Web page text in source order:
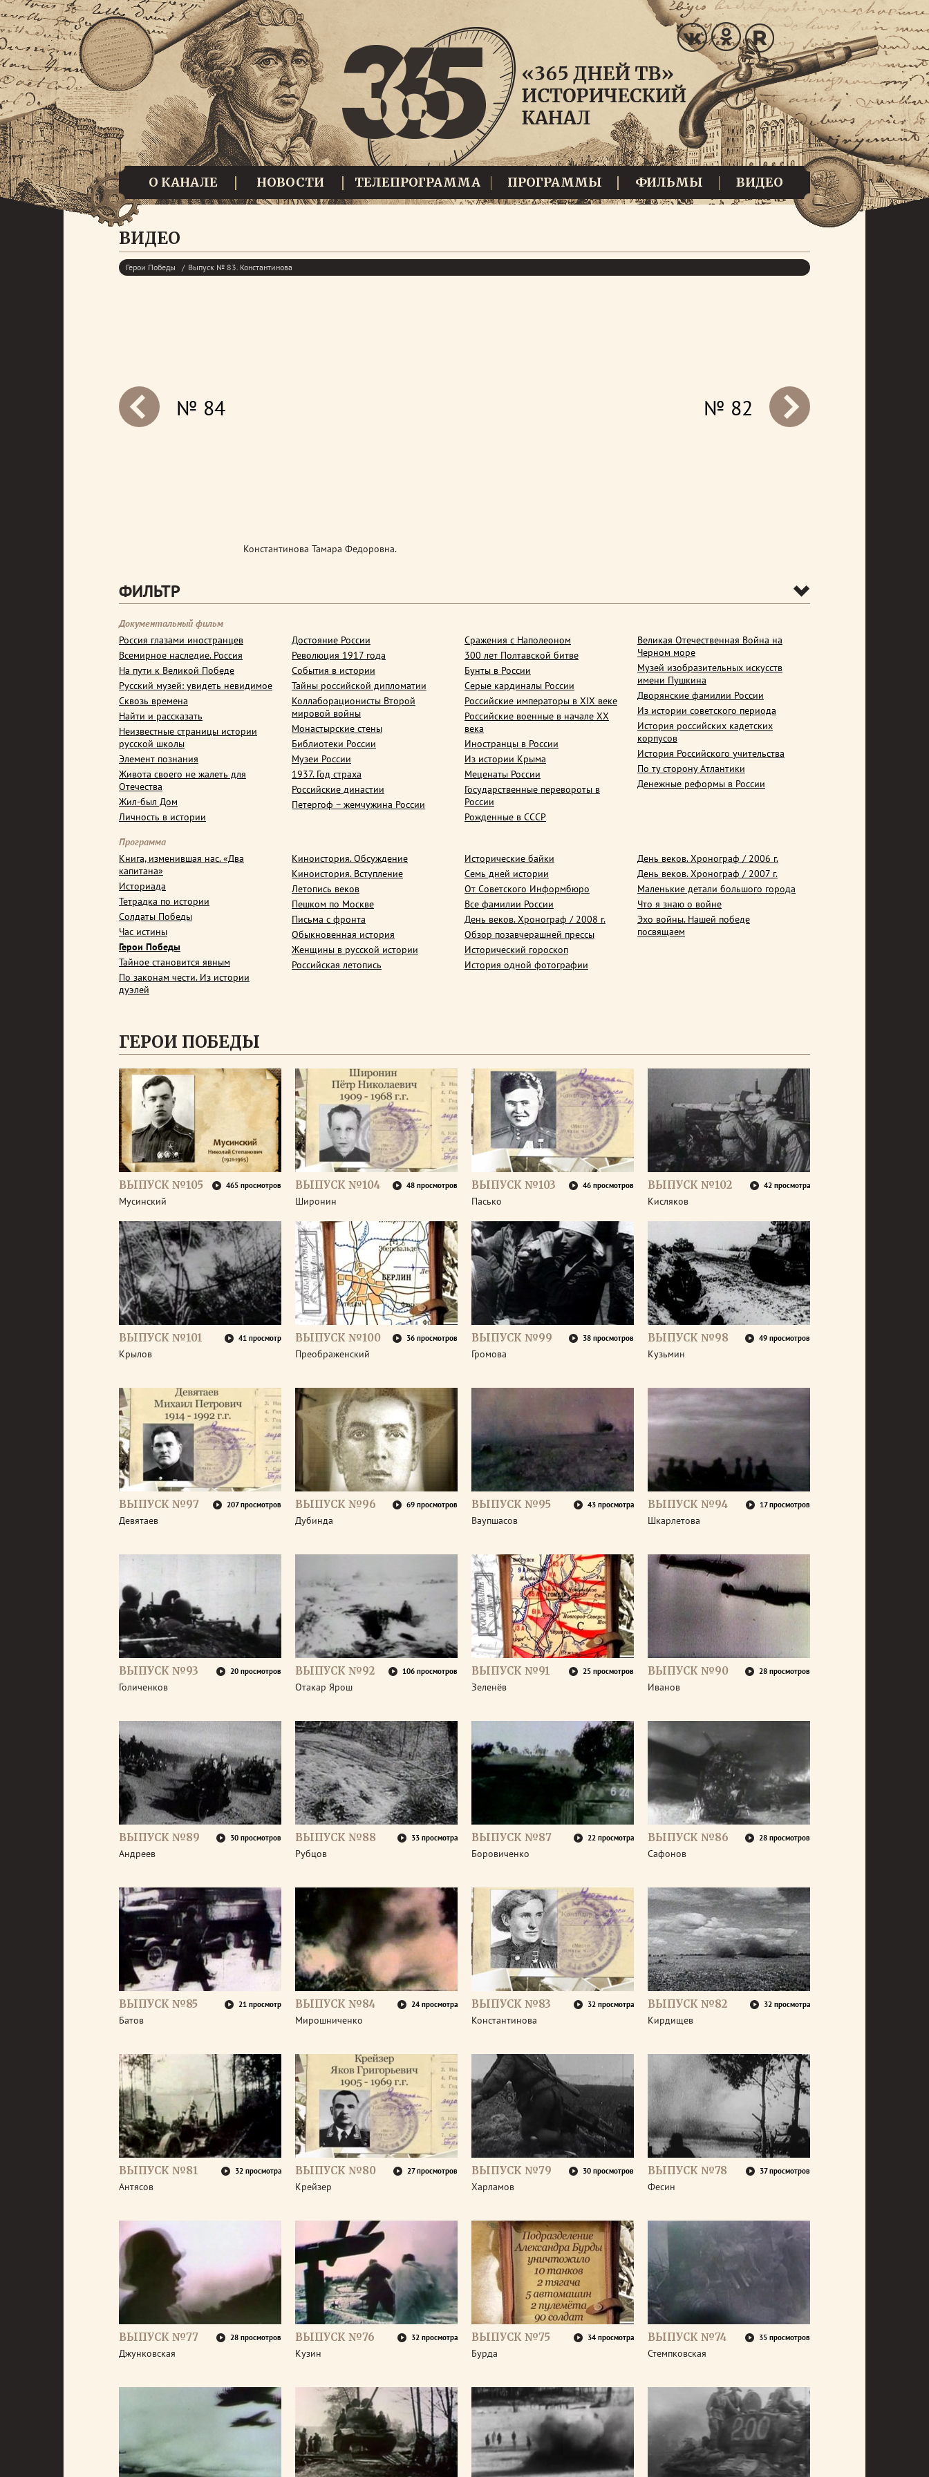
О КАНАЛЕ НОВОСТИ ТЕЛЕПРОГРАММА ПРОГРАММЫ ФИЛЬМЫ ВИДЕО
ВИДЕО
Герои Победы Выпуск № 83. Константинова
prev
№ 82
№ 84
Константинова Тамара Федоровна.
ФИЛЬТР
Документальный фильм
Россия глазами иностранцев
Всемирное наследие. Россия
На пути к Великой Победе
Русский музей: увидеть невидимое
Сквозь времена
Найти и рассказать
Неизвестные страницы истории
русской школы
Элемент познания
Живота своего не жалеть для
Отечества
Жил-был Дом
Личность в истории
Достояние России
Революция 1917 года
События в истории
Тайны российской дипломатии
Коллаборационисты Второй
мировой войны
Монастырские стены
Библиотеки России
Музеи России
1937. Год страха
Российские династии
Петергоф – жемчужина России
Сражения с Наполеоном
300 лет Полтавской битве
Бунты в России
Серые кардиналы России
Российские императоры в XIX веке
Российские военные в начале ХХ
века
Иностранцы в России
Из истории Крыма
Меценаты России
Государственные перевороты в
России
Рожденные в СССР
Великая Отечественная Война на
Черном море
Музей изобразительных искусств
имени Пушкина
Дворянские фамилии России
Из истории советского периода
История российских кадетских
корпусов
История Российского учительства
По ту сторону Атлантики
Денежные реформы в России
Программа
Книга, изменившая нас. «Два
капитана»
Историада
Тетрадка по истории
Солдаты Победы
Час истины
Герои Победы
Тайное становится явным
По законам чести. Из истории
дуэлей
Киноистория. Обсуждение
Киноистория. Вступление
Летопись веков
Пешком по Москве
Письма с фронта
Обыкновенная история
Женщины в русской истории
Российская летопись
Исторические байки
Семь дней истории
От Советского Информбюро
Все фамилии России
День веков. Хронограф / 2008 г.
Обзор позавчерашней прессы
Исторический гороскоп
История одной фотографии
День веков. Хронограф / 2006 г.
День веков. Хронограф / 2007 г.
Маленькие детали большого города
Что я знаю о войне
Эхо войны. Нашей победе
посвящаем
ГЕРОИ ПОБЕДЫ
ВЫПУСК №105 465 просмотров
Мусинский
ВЫПУСК №104 48 просмотров
Широнин
ВЫПУСК №103 46 просмотров
Пасько
ВЫПУСК №102 42 просмотра
Кисляков
ВЫПУСК №101 41 просмотр
Крылов
ВЫПУСК №100 36 просмотров
Преображенский
ВЫПУСК №99 38 просмотров
Громова
ВЫПУСК №98 49 просмотров
Кузьмин
ВЫПУСК №97 207 просмотров
Девятаев
ВЫПУСК №96 69 просмотров
Дубинда
ВЫПУСК №95 43 просмотра
Ваупшасов
ВЫПУСК №94 17 просмотров
Шкарлетова
ВЫПУСК №93 20 просмотров
Голиченков
ВЫПУСК №92 106 просмотров
Отакар Ярош
ВЫПУСК №91 25 просмотров
Зеленёв
ВЫПУСК №90 28 просмотров
Иванов
ВЫПУСК №89 30 просмотров
Андреев
ВЫПУСК №88 33 просмотра
Рубцов
ВЫПУСК №87 22 просмотра
Боровиченко
ВЫПУСК №86 28 просмотров
Сафонов
ВЫПУСК №85 21 просмотр
Батов
ВЫПУСК №84 24 просмотра
Мирошниченко
ВЫПУСК №83 32 просмотра
Константинова
ВЫПУСК №82 32 просмотра
Кирдищев
ВЫПУСК №81 32 просмотра
Антясов
ВЫПУСК №80 27 просмотров
Крейзер
ВЫПУСК №79 30 просмотров
Харламов
ВЫПУСК №78 37 просмотров
Фесин
ВЫПУСК №77 28 просмотров
Джунковская
ВЫПУСК №76 32 просмотра
Кузин
ВЫПУСК №75 34 просмотра
Бурда
ВЫПУСК №74 35 просмотров
Стемпковская